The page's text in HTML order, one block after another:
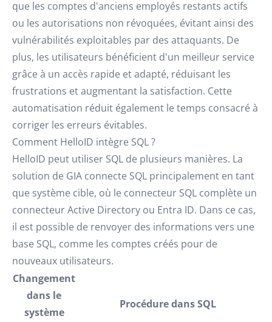
que les comptes d'anciens employés restants actifs
ou les autorisations non révoquées, évitant ainsi des
vulnérabilités exploitables par des attaquants. De
plus, les utilisateurs bénéficient d'un meilleur service
grâce à un accès rapide et adapté, réduisant les
frustrations et augmentant la satisfaction. Cette
automatisation réduit également le temps consacré à
corriger les erreurs évitables.
Comment HelloID intègre SQL ?
HelloID peut utiliser SQL de plusieurs manières. La
solution de GIA connecte SQL principalement en tant
que système cible, où le connecteur SQL complète un
connecteur Active Directory ou Entra ID. Dans ce cas,
il est possible de renvoyer des informations vers une
base SQL, comme les comptes créés pour de
nouveaux utilisateurs.
Changement
dans le
système
Procédure dans SQL